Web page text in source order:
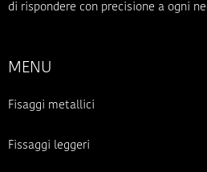
di rispondere con precisione a ogni
MENU
Fisaggi metallici
Fissaggi leggeri